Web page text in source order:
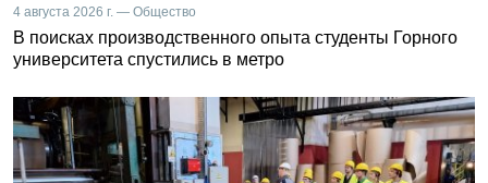
4 августа 2026 г. — Общество
В поисках производственного опыта студенты Горного
университета спустились в метро